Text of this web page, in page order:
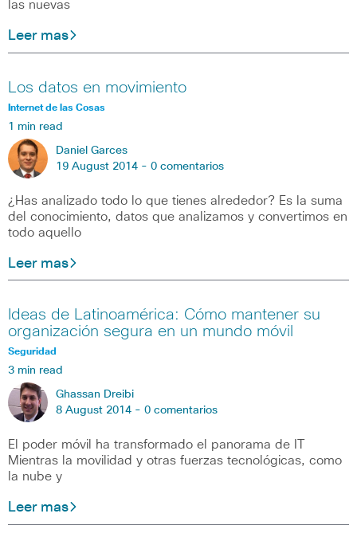
las nuevas
Leer mas
Los datos en movimiento
Internet de las Cosas
1 min read
Daniel Garces
19 August 2014 - 0 comentarios
¿Has analizado todo lo que tienes alrededor? Es la suma
del conocimiento, datos que analizamos y convertimos en
todo aquello
Leer mas
Ideas de Latinoamérica: Cómo mantener su
organización segura en un mundo móvil
Seguridad
3 min read
Ghassan Dreibi
8 August 2014 - 0 comentarios
El poder móvil ha transformado el panorama de IT
Mientras la movilidad y otras fuerzas tecnológicas, como
la nube y
Leer mas